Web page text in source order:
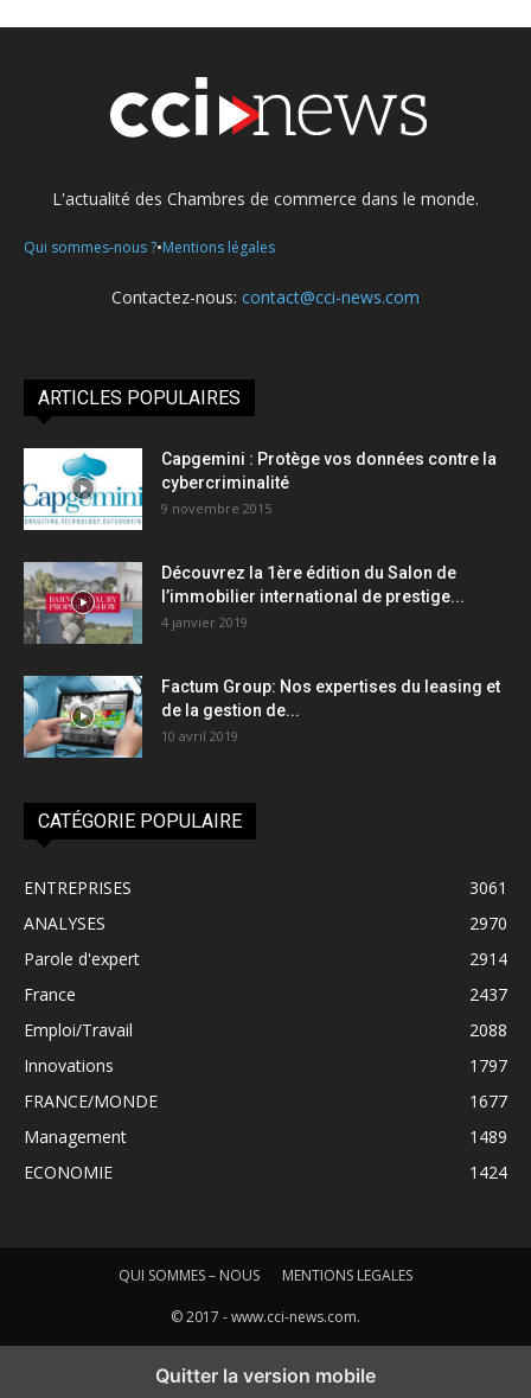
L'actualité des Chambres de commerce dans le monde.
Qui sommes-nous ?•Mentions légales
Contactez-nous: contact@cci-news.com
ARTICLES POPULAIRES
Capgemini : Protège vos données contre la
cybercriminalité
9 novembre 2015
Découvrez la 1ère édition du Salon de
l’immobilier international de prestige...
4 janvier 2019
Factum Group: Nos expertises du leasing et
de la gestion de...
10 avril 2019
CATÉGORIE POPULAIRE
ENTREPRISES
3061
ANALYSES
2970
Parole d'expert
2914
France
2437
Emploi/Travail
2088
Innovations
1797
FRANCE/MONDE
1677
Management
1489
ECONOMIE
1424
QUI SOMMES – NOUS MENTIONS LEGALES
© 2017 - www.cci-news.com.
Quitter la version mobile